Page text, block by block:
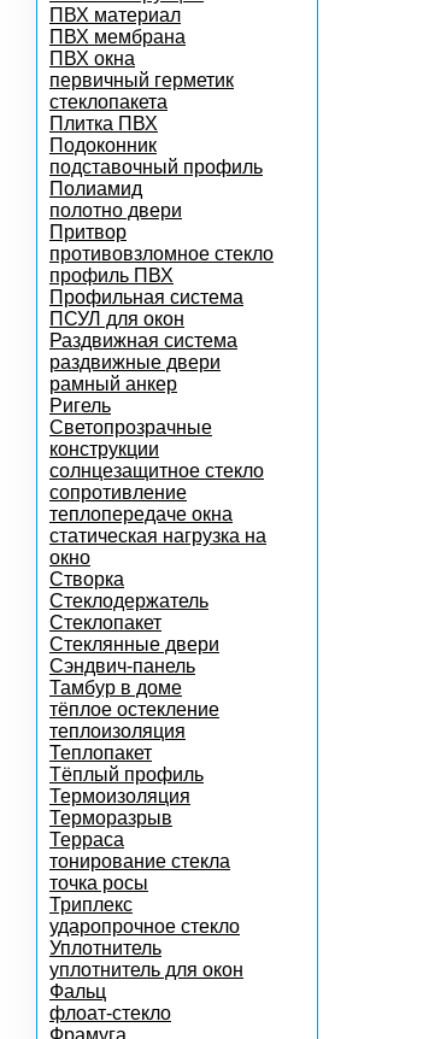
ПВХ материал
ПВХ мембрана
ПВХ окна
первичный герметик
стеклопакета
Плитка ПВХ
Подоконник
подставочный профиль
Полиамид
полотно двери
Притвор
противовзломное стекло
профиль ПВХ
Профильная система
ПСУЛ для окон
Раздвижная система
раздвижные двери
рамный анкер
Ригель
Светопрозрачные
конструкции
солнцезащитное стекло
сопротивление
теплопередаче окна
статическая нагрузка на
окно
Створка
Стеклодержатель
Стеклопакет
Стеклянные двери
Сэндвич-панель
Тамбур в доме
тёплое остекление
теплоизоляция
Теплопакет
Тёплый профиль
Термоизоляция
Терморазрыв
Терраса
тонирование стекла
точка росы
Триплекс
ударопрочное стекло
Уплотнитель
уплотнитель для окон
Фальц
флоат-стекло
Фрамуга